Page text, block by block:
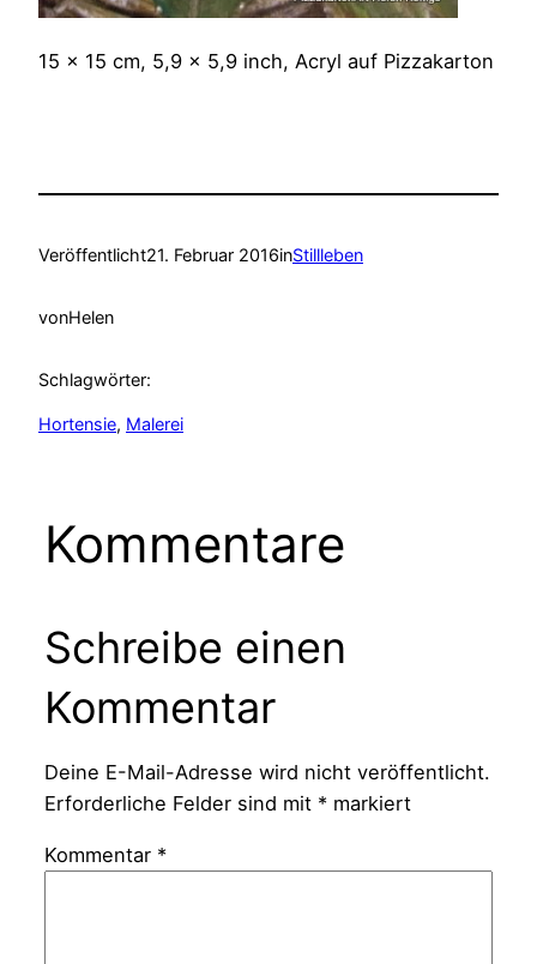
15 x 15 cm, 5,9 x 5,9 inch, Acryl auf Pizzakarton
Veröffentlicht21. Februar 2016inStillleben
vonHelen
Schlagwörter:
Hortensie, Malerei
Kommentare
Schreibe einen
Kommentar
Deine E-Mail-Adresse wird nicht veröffentlicht.
Erforderliche Felder sind mit *markiert
Kommentar *